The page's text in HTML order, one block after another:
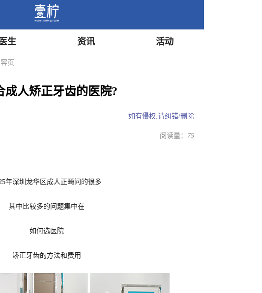
医生 资讯 活动
页
成人矫正牙齿的医院?
如有侵权,请纠错/删除
阅读量： 75
年深圳龙华区成人正畸问的很多
其中比较多的问题集中在
如何选医院
矫正牙齿的方法和费用